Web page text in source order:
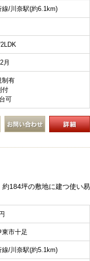
線/川奈駅(約6.1km)
月
制有
付
可
184坪の敷地に建つ使い易
市十足
線/川奈駅(約5.1km)